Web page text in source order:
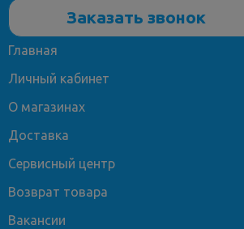
Заказать звонок
Главная
Личный кабинет
О магазинах
Доставка
Сервисный центр
Возврат товара
Вакансии